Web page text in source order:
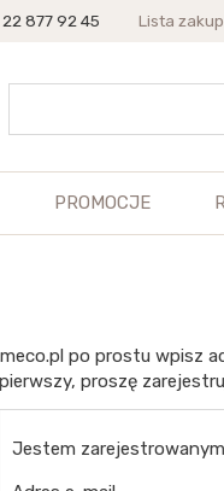
877 92 45 Lista
PROMOCJE
po prostu wpisz
proszę
Jestem